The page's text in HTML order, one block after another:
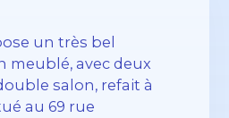
un très bel
avec deux
salon, refait à
au 69 rue